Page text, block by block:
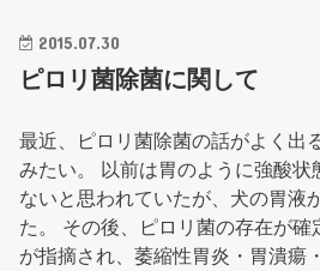
2015.07.30
ピロリ菌除菌に関して
最近、ピロリ菌除菌の話がよく出
みたい。 以前は胃のように強酸状
ないと思われていたが、犬の胃液
た。 その後、ピロリ菌の存在が
が指摘され、萎縮性胃炎・胃潰瘍